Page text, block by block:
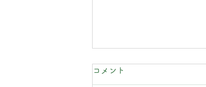
コメント